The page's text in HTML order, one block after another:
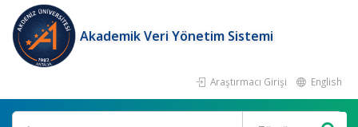
Akademik Veri Yönetim Sistemi
Araştırmacı Girişi English
Ara